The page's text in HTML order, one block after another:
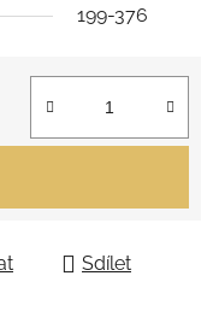
199-376
Sdílet